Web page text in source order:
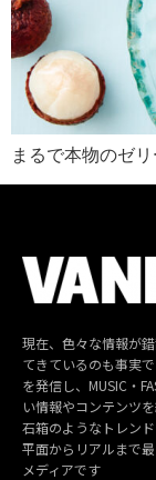
まるで本物のゼ
現在、色々な情報が
てきているのも事実
を発信し、MUSIC・
い情報やコンテンツ
石箱のようなトレン
平面からリアルまで
メディアです